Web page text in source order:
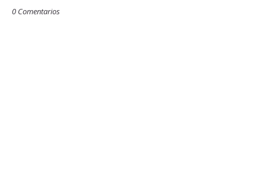
0 Comentarios